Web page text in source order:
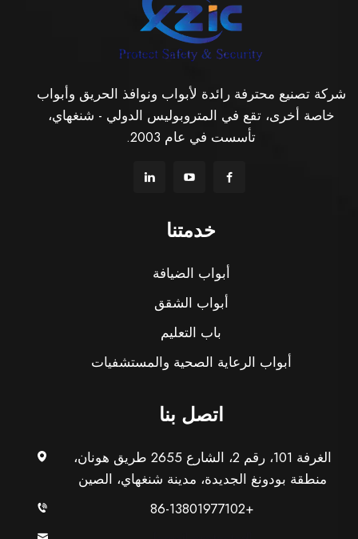
شركة تصنيع محترفة رائدة لأبواب ونوافذ الحريق وأبواب
خاصة أخرى، تقع في المتروبوليس الدولي - شنغهاي،
تأسست في عام 2003.
خدمتنا
أبواب الضيافة
أبواب الشقق
باب التعليم
أبواب الرعاية الصحية والمستشفيات
اتصل بنا
الغرفة 101، رقم 2، الشارع 2655 طريق هونان،
منطقة بودونغ الجديدة، مدينة شنغهاي، الصين
+86-13801977102